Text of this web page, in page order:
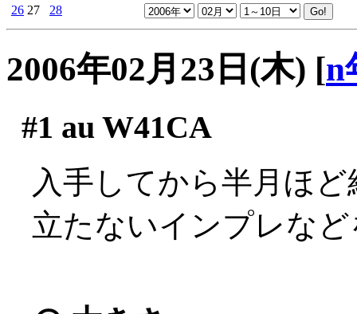
26 27 28
2006年02月23日(木) [n
#1 au W41CA
入手してから半月ほ
立たないインプレな